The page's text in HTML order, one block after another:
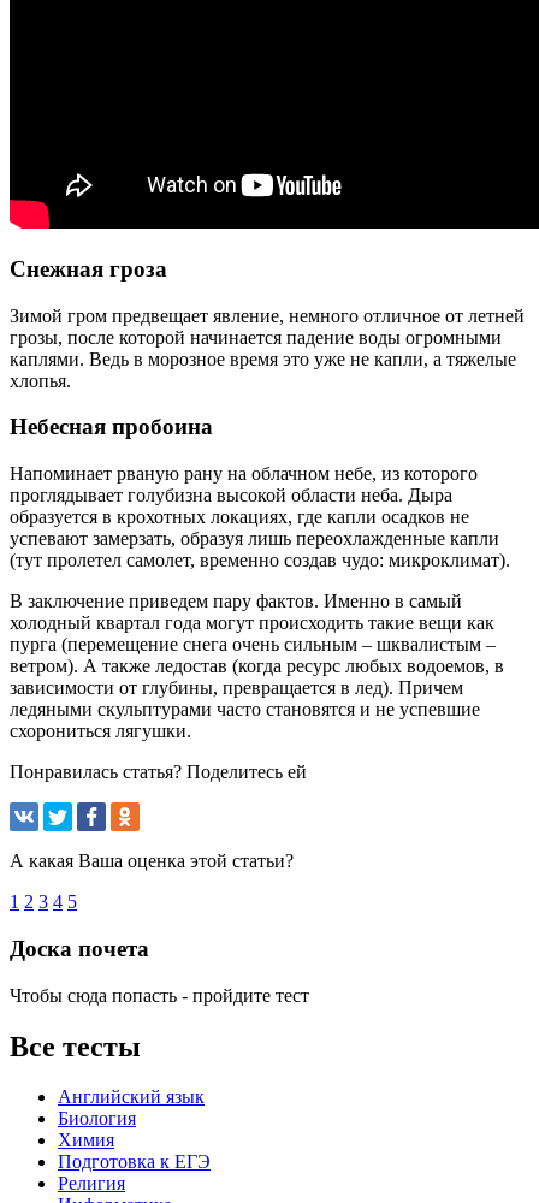
Снежная гроза
Зимой гром предвещает явление, немного отличное от летней
грозы, после которой начинается падение воды огромными
каплями. Ведь в морозное время это уже не капли, а тяжелые
хлопья.
Небесная пробоина
Напоминает рваную рану на облачном небе, из которого
проглядывает голубизна высокой области неба. Дыра
образуется в крохотных локациях, где капли осадков не
успевают замерзать, образуя лишь переохлажденные капли
(тут пролетел самолет, временно создав чудо: микроклимат).
В заключение приведем пару фактов. Именно в самый
холодный квартал года могут происходить такие вещи как
пурга (перемещение снега очень сильным – шквалистым –
ветром). А также ледостав (когда ресурс любых водоемов, в
зависимости от глубины, превращается в лед). Причем
ледяными скульптурами часто становятся и не успевшие
схорониться лягушки.
Понравилась статья? Поделитесь ей
А какая Ваша оценка этой статьи?
1 2 3 4 5
Доска почета
Чтобы сюда попасть - пройдите тест
Все тесты
Английский язык
Биология
Химия
Подготовка к ЕГЭ
Религия